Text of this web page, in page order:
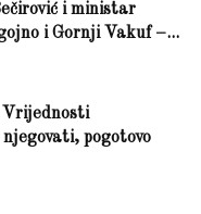
i ministar
i Gornji Vakuf –...
Vrijednosti
pogotovo